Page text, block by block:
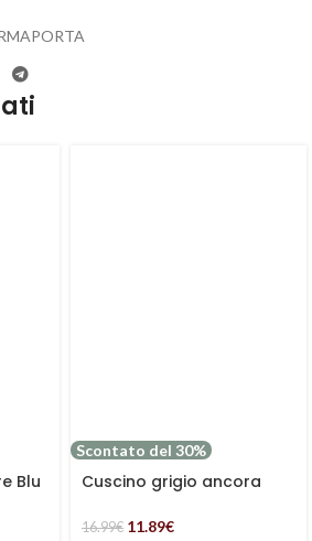
Blu
Scontato del 30%
Cuscino grigio ancora
16.99€ 11.89€